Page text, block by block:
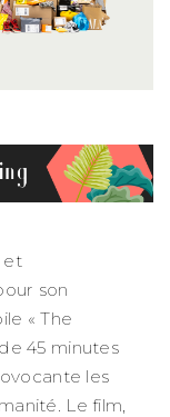
et
son
« The
45 minutes
les
Le film,